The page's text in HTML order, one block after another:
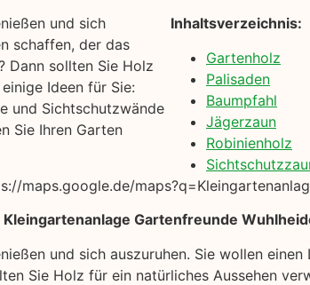
und sich
schaffen, der das
Dann sollten Sie Holz
Ideen für Sie:
und Sichtschutzwände
Sie Ihren Garten
Inhaltsverzeichnis:
Gartenholz
Palisaden
Baumpfahl
Jägerzaun
Robinienholz
maps.google.de/
Gartenfreunde
und sich auszuruhen. Sie wollen
Sie Holz für ein natürliches Aussehen